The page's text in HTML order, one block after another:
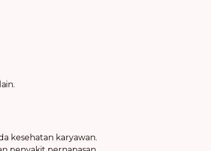
kesehatan karyawan.